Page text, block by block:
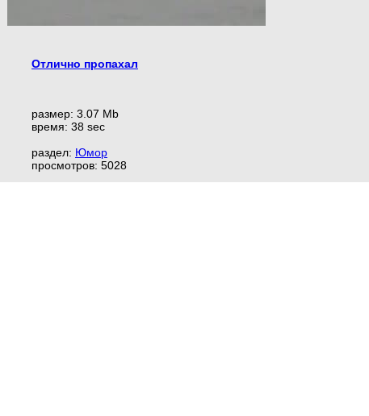
Отлично пропахал
размер: 3.07 Mb
время: 38 sec
раздел: Юмор
просмотров: 5028